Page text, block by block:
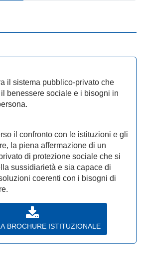
il sistema pubblico-privato che
benessere sociale e i bisogni in
il confronto con le istituzioni e gli
la piena affermazione di un
di protezione sociale che si
sussidiarietà e sia capace di
coerenti con i bisogni di
BROCHURE ISTITUZIONALE